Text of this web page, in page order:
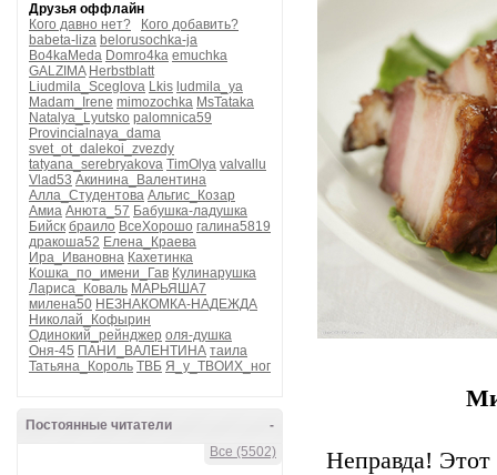
Друзья оффлайн
Кого давно нет?
Кого добавить?
babeta-liza belorusochka-ja
Bo4kaMeda Domro4ka emuchka
GALZIMA Herbstblatt
Liudmila_Sceglova Lkis ludmila_ya
Madam_Irene mimozochka MsTataka
Natalya_Lyutsko palomnica59
Provincialnaya_dama
svet_ot_dalekoi_zvezdy
tatyana_serebryakova TimOlya valvallu
Vlad53 Акинина_Валентина
Алла_Студентова Альгис_Козар
Амиа Анюта_57 Бабушка-ладушка
Бийск браило ВсеХорошо галина5819
дракоша52 Елена_Краева
Ира_Ивановна Кахетинка
Кошка_по_имени_Гав Кулинарушка
Лариса_Коваль МАРЬЯША7
милена50 НЕЗНАКОМКА-НАДЕЖДА
Николай_Кофырин
Одинокий_рейнджер оля-душка
Оня-45 ПАНИ_ВАЛЕНТИНА таила
Татьяна_Король ТВБ Я_у_ТВОИХ_ног
-
Постоянные читатели
Все (5502)
Неправда! Этот